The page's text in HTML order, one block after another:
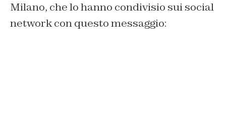
Milano, che lo hanno condivisio sui social
network con questo messaggio: